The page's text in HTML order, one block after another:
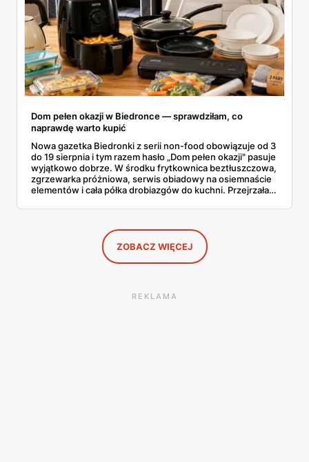
Dom pełen okazji w Biedronce — sprawdziłam, co
naprawdę warto kupić
Nowa gazetka Biedronki z serii non-food obowiązuje od 3
do 19 sierpnia i tym razem hasło „Dom pełen okazji" pasuje
wyjątkowo dobrze. W środku frytkownica beztłuszczowa,
zgrzewarka próżniowa, serwis obiadowy na osiemnaście
elementów i cała półka drobiazgów do kuchni. Przejrzałam
się przy półce z samego rana.
ZOBACZ WIĘCEJ
REKLAMA